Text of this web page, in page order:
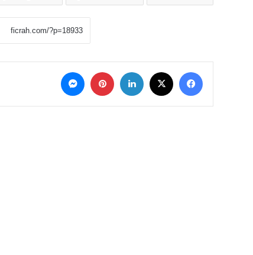
فيسبوك لينكدإن بينتيريست